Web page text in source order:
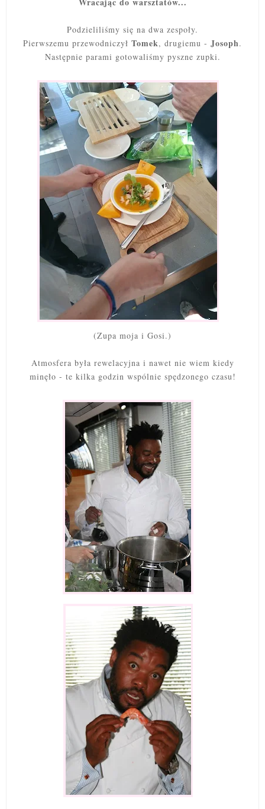
Podzieliliśmy się na dwa zespoły.
Pierwszemu przewodniczył Tomek, drugiemu - Josoph.
Następnie parami gotowaliśmy pyszne zupki.
(Zupa moja i Gosi.)
Atmosfera była rewelacyjna i nawet nie wiem kiedy
minęło - te kilka godzin wspólnie spędzonego czasu!